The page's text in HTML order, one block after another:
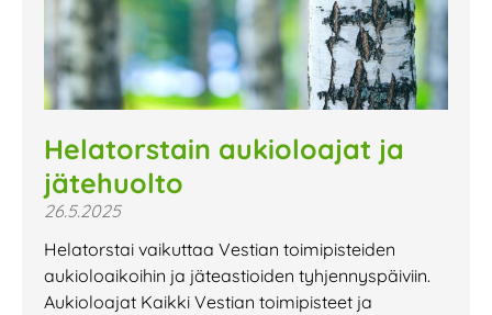
Helatorstain aukioloajat ja
jätehuolto
26.5.2025
Helatorstai vaikuttaa Vestian toimipisteiden
aukioloaikoihin ja jäteastioiden tyhjennyspäiviin.
Aukioloajat Kaikki Vestian toimipisteet ja